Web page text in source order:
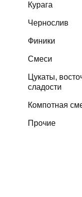
Курага
Чернослив
Финики
Смеси
Цукаты,
сладости
Компотная
Прочие